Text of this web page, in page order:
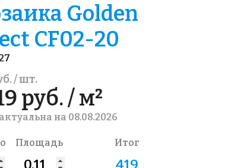
Golden
CF02-20
/ шт.
руб. / м²
на 08.08.2026
Площадь Итог